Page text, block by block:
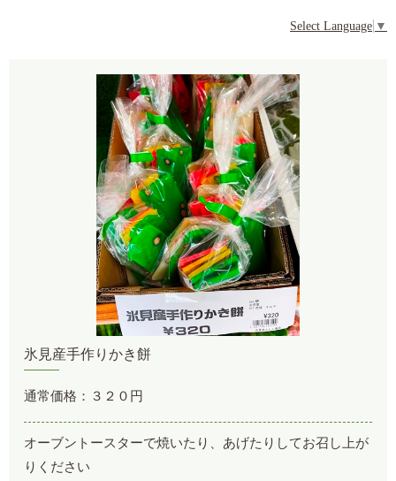
Select Language ▼
氷見産手作りかき餅
通常価格：３２０円
オーブントースターで焼いたり、あげたりしてお召し上が
りください